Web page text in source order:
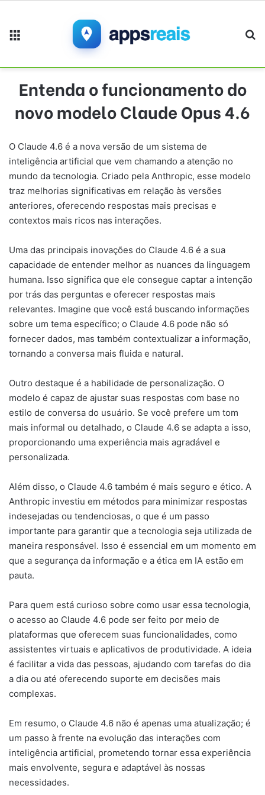
Entenda o funcionamento do
novo modelo Claude Opus 4.6
O Claude 4.6 é a nova versão de um sistema de
inteligência artificial que vem chamando a atenção no
mundo da tecnologia. Criado pela Anthropic, esse modelo
traz melhorias significativas em relação às versões
anteriores, oferecendo respostas mais precisas e
contextos mais ricos nas interações.
Uma das principais inovações do Claude 4.6 é a sua
capacidade de entender melhor as nuances da linguagem
humana. Isso significa que ele consegue captar a intenção
por trás das perguntas e oferecer respostas mais
relevantes. Imagine que você está buscando informações
sobre um tema específico; o Claude 4.6 pode não só
fornecer dados, mas também contextualizar a informação,
tornando a conversa mais fluida e natural.
Outro destaque é a habilidade de personalização. O
modelo é capaz de ajustar suas respostas com base no
estilo de conversa do usuário. Se você prefere um tom
mais informal ou detalhado, o Claude 4.6 se adapta a isso,
proporcionando uma experiência mais agradável e
personalizada.
Além disso, o Claude 4.6 também é mais seguro e ético. A
Anthropic investiu em métodos para minimizar respostas
indesejadas ou tendenciosas, o que é um passo
importante para garantir que a tecnologia seja utilizada de
maneira responsável. Isso é essencial em um momento em
que a segurança da informação e a ética em IA estão em
pauta.
Para quem está curioso sobre como usar essa tecnologia,
o acesso ao Claude 4.6 pode ser feito por meio de
plataformas que oferecem suas funcionalidades, como
assistentes virtuais e aplicativos de produtividade. A ideia
é facilitar a vida das pessoas, ajudando com tarefas do dia
a dia ou até oferecendo suporte em decisões mais
complexas.
Em resumo, o Claude 4.6 não é apenas uma atualização; é
um passo à frente na evolução das interações com
inteligência artificial, prometendo tornar essa experiência
mais envolvente, segura e adaptável às nossas
necessidades.